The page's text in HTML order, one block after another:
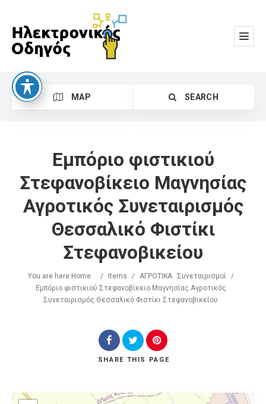
MAP SEARCH
Search
Εμπόριο φιστικιού
Στεφανοβίκειο Μαγνησίας
Αγροτικός Συνεταιρισμός
Θεσσαλικό Φιστίκι
Στεφανοβικείου
You are here: Home / Items / ΑΓΡΟΤΙΚΑ Συνεταιρισμοί
/
Εμπόριο φιστικιού Στεφανοβίκειο Μαγνησίας Αγροτικός
Συνεταιρισμός Θεσσαλικό Φιστίκι Στεφανοβικείου
SHARE THIS PAGE